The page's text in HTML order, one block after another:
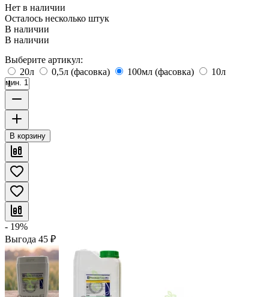
Нет в наличии
Осталось несколько штук
В наличии
В наличии
Выберите артикул:
20л
0,5л (фасовка) 100мл (фасовка) 10л
мин. 1
В корзину
- 19%
Выгода 45 ₽